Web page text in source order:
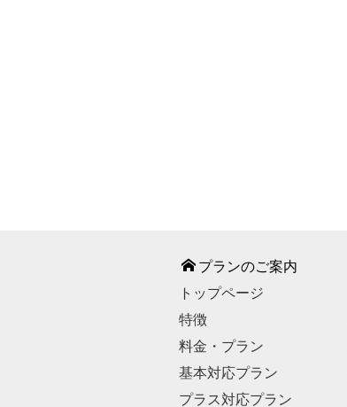
プランのご案内
トップページ
特徴
料金・プラン
基本対応プラン
プラス対応プラン